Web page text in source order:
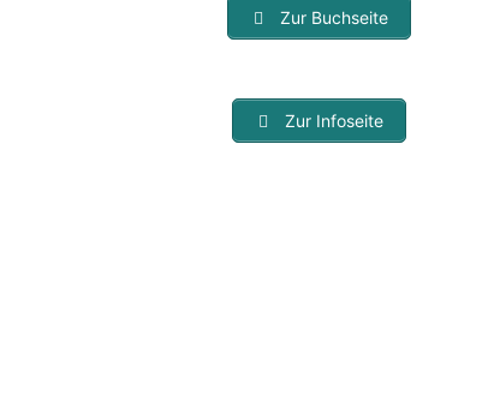
Zur Buchseite
Zur Infoseite